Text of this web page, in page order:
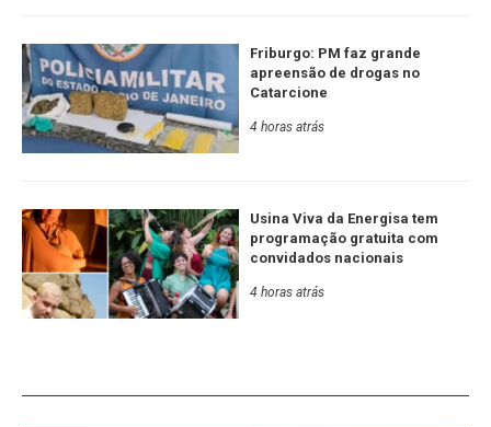
Friburgo: PM faz grande
apreensão de drogas no
Catarcione
4 horas atrás
Usina Viva da Energisa tem
programação gratuita com
convidados nacionais
4 horas atrás